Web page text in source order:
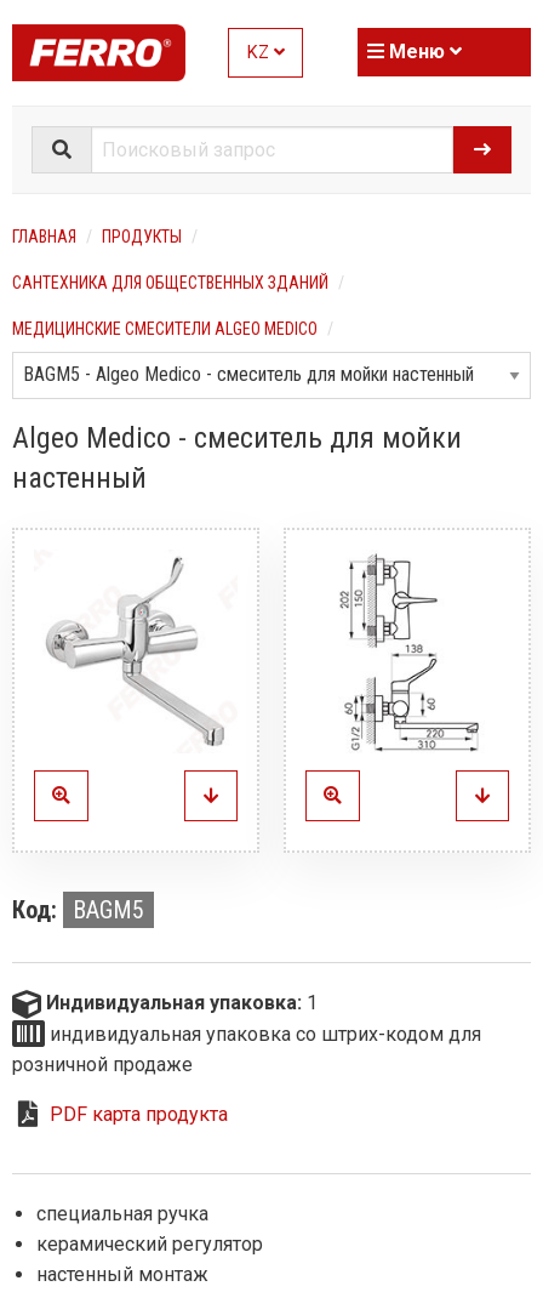
KZ Меню
ГЛАВНАЯ ПРОДУКТЫ
САНТЕХНИКА ДЛЯ ОБЩЕСТВЕННЫХ ЗДАНИЙ
МЕДИЦИНСКИЕ СМЕСИТЕЛИ ALGEO MEDICO
Algeo Medico - смеситель для мойки
настенный
Код: BAGM5
Индивидуальная упаковка: 1
индивидуальная упаковка со штрих-кодом для
розничной продаже
PDF карта продукта
специальная ручка
керамический регулятор
настенный монтаж